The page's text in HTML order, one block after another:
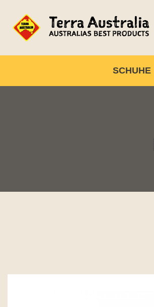
SCHUHE